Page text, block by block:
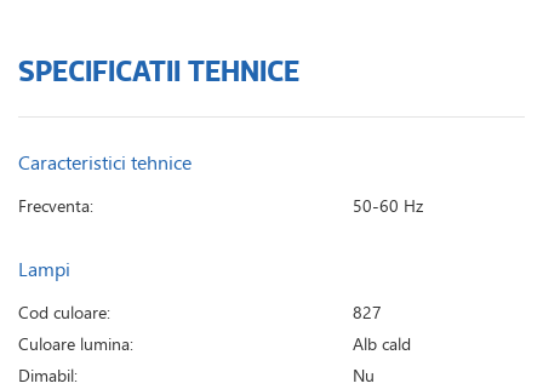
SPECIFICATII TEHNICE
Caracteristici tehnice
Frecventa: 50-60 Hz
Lampi
Cod culoare:
827
Culoare lumina:
Alb cald
Dimabil:
Nu